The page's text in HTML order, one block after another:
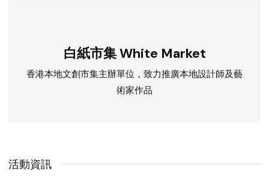
白紙市集 White Market
香港本地文創市集主辦單位，致力推廣本地設計師及藝
術家作品
活動資訊